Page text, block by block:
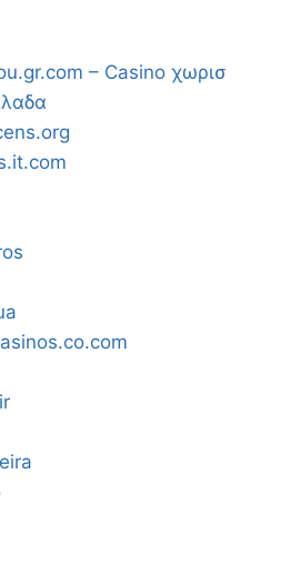
– Casino χωρισ